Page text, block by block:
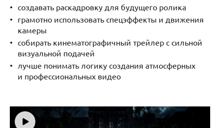
создавать раскадровку для будущего ролика
грамотно использовать спецэффекты и движения
камеры
собирать кинематографичный трейлер с сильной
визуальной подачей
лучше понимать логику создания атмосферных
и профессиональных видео